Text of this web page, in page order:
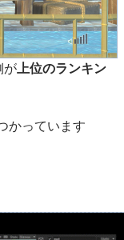
が 上位のランキン
かっています
作りたい –